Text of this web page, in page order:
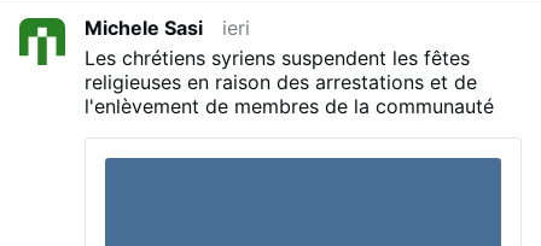
por la detención de varios jóvenes
cristianos, el secuestro de miembros de la
comunidad y el deterioro de la seguridad
en la localidad. La decisión fue anunciada
en una declaración conjunta firmada por
los consejos parroquiales de las tres
Iglesias, que denuncian la continuidad de
Michele Sasi
ieri
Les chrétiens syriens suspendent les fêtes
religieuses en raison des arrestations et de
l'enlèvement de membres de la communauté